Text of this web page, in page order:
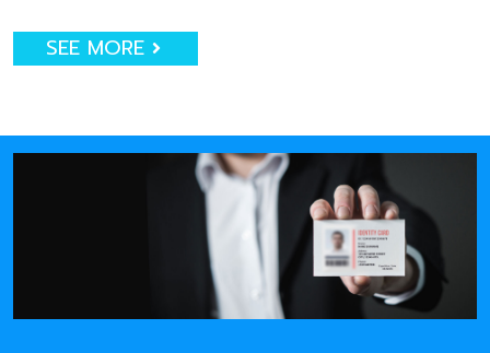
SEE MORE